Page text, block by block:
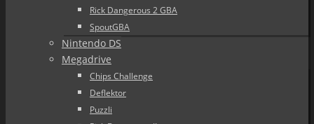
Rick Dangerous 2 GBA
SpoutGBA
Nintendo DS
Megadrive
Chips Challenge
Deflektor
Puzzli